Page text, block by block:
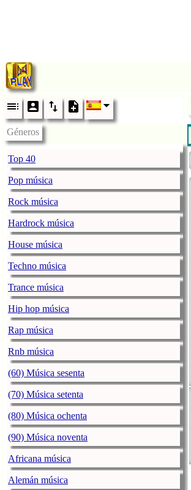
Géneros
Top 40
Pop música
Rock música
Hardrock música
House música
Techno música
Trance música
Hip hop música
Rap música
Rnb música
(60) Música sesenta
(70) Música setenta
(80) Música ochenta
(90) Música noventa
Africana música
Alemán música